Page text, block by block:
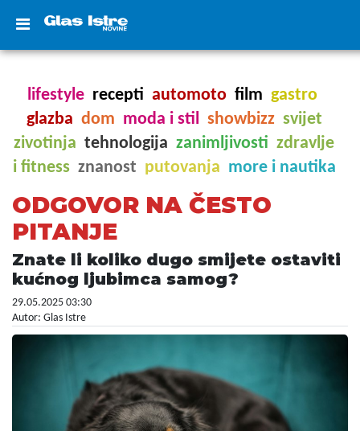
lifestyle recepti automoto film gastro
glazba dom moda i stil showbizz svijet
zivotinja tehnologija zanimljivosti zdravlje
i fitness znanost putovanja more i nautika
ODGOVOR NA ČESTO
PITANJE
Znate li koliko dugo smijete ostaviti
kućnog ljubimca samog?
29.05.2025 03:30
Autor: Glas Istre